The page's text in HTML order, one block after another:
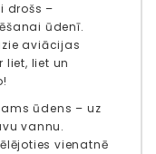
drošs –
ūdenī.
aviācijas
liet un
ūdens – uz
vannu.
vienatnē